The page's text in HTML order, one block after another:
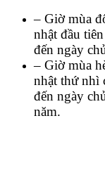
– Giờ mùa
nhật đầu
đến ngày
– Giờ mùa
nhật thứ nhì
đến ngày
năm.